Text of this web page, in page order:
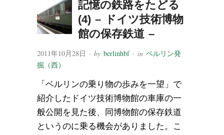
記憶の鉄路をたどる
(4) – ドイツ技術博物
館の保存鉄道 –
2011年10月28日 · by berlinhbf· in ベルリン発
掘（西）
「ベルリンの乗り物の歩みを一望」で
紹介したドイツ技術博物館の車庫の一
般公開を見た後、同博物館の保存鉄道
というのに乗る機会がありました。こ